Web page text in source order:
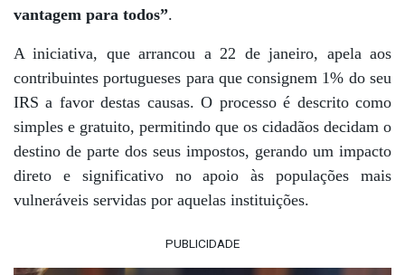
vantagem para todos”.
A iniciativa, que arrancou a 22 de janeiro, apela aos
contribuintes portugueses para que consignem 1% do seu
IRS a favor destas causas. O processo é descrito como
simples e gratuito, permitindo que os cidadãos decidam o
destino de parte dos seus impostos, gerando um impacto
direto e significativo no apoio às populações mais
vulneráveis servidas por aquelas instituições.
PUBLICIDADE